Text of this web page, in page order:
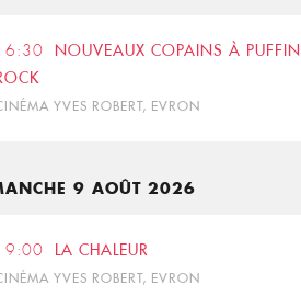
NOUVEAUX COPAINS À PUFFIN
YVES ROBERT, EVRON
9 AOÛT 2026
LA CHALEUR
YVES ROBERT, EVRON